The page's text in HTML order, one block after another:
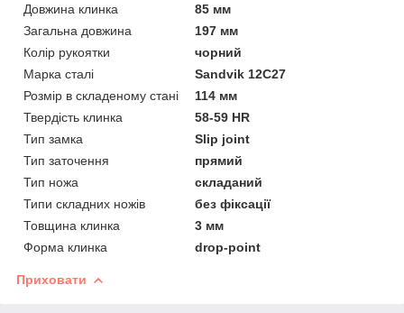
Довжина клинка
85 мм
Загальна довжина
197 мм
Колір рукоятки
чорний
Марка сталі
Sandvik 12C27
Розмір в складеному стані
114 мм
Твердість клинка
58-59 HR
Тип замка
Slip joint
Тип заточення
прямий
Тип ножа
складаний
Типи складних ножів
без фіксації
Товщина клинка
3 мм
Форма клинка
drop-point
Приховати